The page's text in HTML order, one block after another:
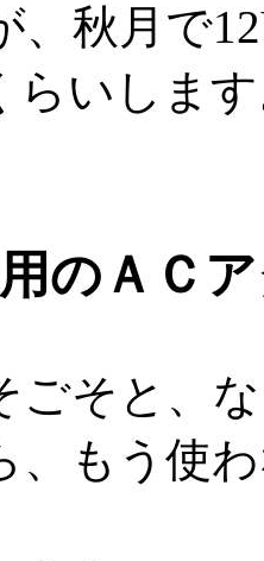
、秋月で
らいしま
のＡＣ
ごそと、
、もう使